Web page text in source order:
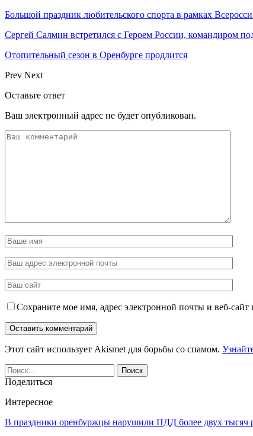
Большой праздник любительского спорта в рамках
Сергей Салмин встретился с Героем России, командиром
Отопительный сезон в Оренбурге продлится
Prev Next
Оставьте ответ
Ваш электронный адрес не будет опубликован.
Сохраните мое имя, адрес электронной почты и веб-
Этот сайт использует Akismet для борьбы со спамом.
Поделиться
Интересное
В праздники оренбуржцы нарушили ПДД более двух тысяч